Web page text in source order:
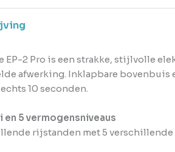
EP-2 Pro is een strakke, stijlvolle
afwerking. Inklapbare bovenbuis
10 seconden.
en 5 vermogensniveaus
rijstanden met 5